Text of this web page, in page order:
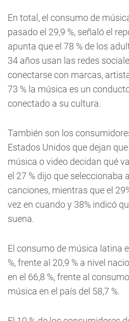
En total, el consumo de
pasado el 29,9 %, señaló el
apunta que el 78 % de los
34 años usan las redes
conectarse con marcas,
73 % la música es un
conectado a su cultura.
También son los
Estados Unidos que dejan
música o video decidan qué
el 27 % dijo que seleccionaba
canciones, mientras que el
vez en cuando y 38% indicó
suena.
El consumo de música latina
%, frente al 20,9 % a nivel
en el 66,8 %, frente al
música en el país del 58,7 %.